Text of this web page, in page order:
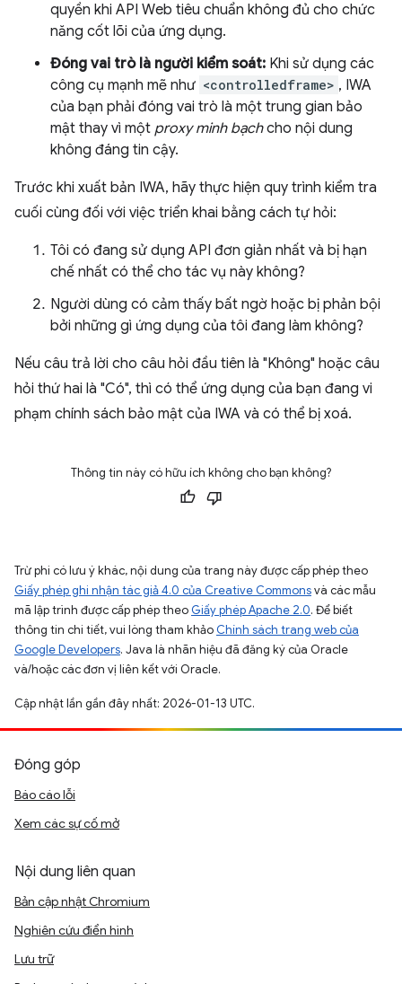
quyền khi API Web tiêu chuẩn không đủ cho chức
năng cốt lõi của ứng dụng.
Đóng vai trò là người kiểm soát: Khi sử dụng các
công cụ mạnh mẽ như <controlledframe> , IWA
của bạn phải đóng vai trò là một trung gian bảo
mật thay vì một proxy minh bạchcho nội dung
không đáng tin cậy.
Trước khi xuất bản IWA, hãy thực hiện quy trình kiểm tra
cuối cùng đối với việc triển khai bằng cách tự hỏi:
Tôi có đang sử dụng API đơn giản nhất và bị hạn
chế nhất có thể cho tác vụ này không?
Người dùng có cảm thấy bất ngờ hoặc bị phản bội
bởi những gì ứng dụng của tôi đang làm không?
Nếu câu trả lời cho câu hỏi đầu tiên là "Không" hoặc câu
hỏi thứ hai là "Có", thì có thể ứng dụng của bạn đang vi
phạm chính sách bảo mật của IWA và có thể bị xoá.
Thông tin này có hữu ích không cho bạn không?
Trừ phi có lưu ý khác, nội dung của trang này được cấp phép theo
Giấy phép ghi nhận tác giả 4.0 của Creative Commonsvà các mẫu
mã lập trình được cấp phép theo Giấy phép Apache 2.0. Để biết
thông tin chi tiết, vui lòng tham khảo Chính sách trang web của
Google Developers. Java là nhãn hiệu đã đăng ký của Oracle
và/hoặc các đơn vị liên kết với Oracle.
Cập nhật lần gần đây nhất: 2026-01-13 UTC.
Đóng góp
Báo cáo lỗi
Xem các sự cố mở
Nội dung liên quan
Bản cập nhật Chromium
Nghiên cứu điển hình
Lưu trữ